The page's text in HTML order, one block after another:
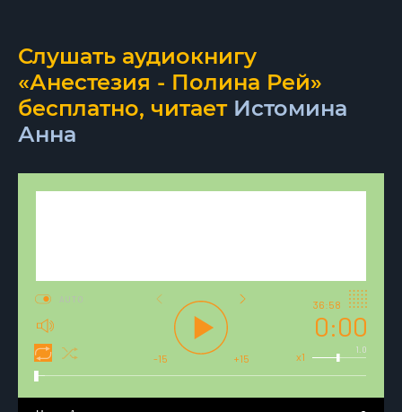
Слушать аудиокнигу
«Анестезия - Полина Рей»
бесплатно, читает Истомина
Анна
0:00
36:58
1.0
x1
-15 +15
AUTO